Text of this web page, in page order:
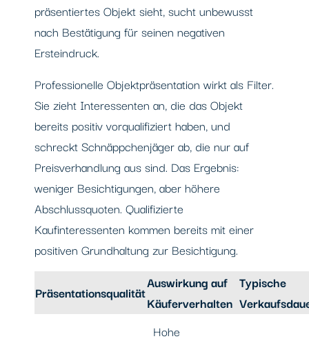
präsentiertes Objekt sieht, sucht unbewusst
nach Bestätigung für seinen negativen
Ersteindruck.
Professionelle Objektpräsentation wirkt als Filter.
Sie zieht Interessenten an, die das Objekt
bereits positiv vorqualifiziert haben, und
schreckt Schnäppchenjäger ab, die nur auf
Preisverhandlung aus sind. Das Ergebnis:
weniger Besichtigungen, aber höhere
Abschlussquoten. Qualifizierte
Kaufinteressenten kommen bereits mit einer
positiven Grundhaltung zur Besichtigung.
Präsentationsqualität
Auswirkung auf
Käuferverhalten
Typische
Hohe